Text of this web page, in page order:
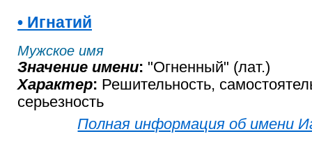
• Игнатий
Мужское имя
Значение имени: "Огненный" (лат.)
Характер: Решительность,
серьезность
Полная информация об имени